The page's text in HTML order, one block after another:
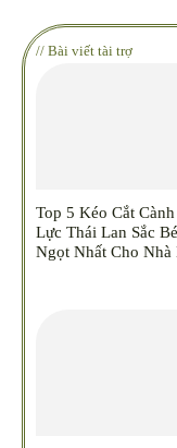
// Bài viết tài trợ
Top 5 Kéo Cắt
Lực Thái Lan Sắc
Ngọt Nhất Cho Nhà